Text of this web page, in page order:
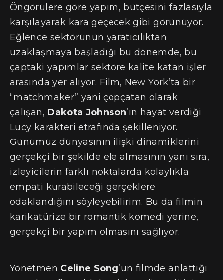
Öngörülere göre yapım, bütçesini fazlasıyla
karşılayarak kara geçecek gibi görünüyor.
Eğlence sektörünün yaratıcılıktan
uzaklaşmaya başladığı bu dönemde, bu
çaptaki yapımlar sektöre kalite katan işler
arasında yer alıyor. Film, New York’ta bir
“matchmaker” yani çöpçatan olarak
çalışan, Dakota Johnson’ın hayat verdiği
Lucy karakteri etrafında şekilleniyor.
Günümüz dünyasının ilişki dinamiklerini
gerçekçi bir şekilde ele almasının yanı sıra,
izleyicilerin farklı noktalarda kolaylıkla
empati kurabileceği gerçeklere
odaklandığını söyleyebilirim. Bu da filmin
karikatürize bir romantik komedi yerine,
gerçekçi bir yapım olmasını sağlıyor.
Yönetmen Celine Song’un filmde anlattığı